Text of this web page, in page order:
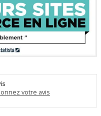
votre avis